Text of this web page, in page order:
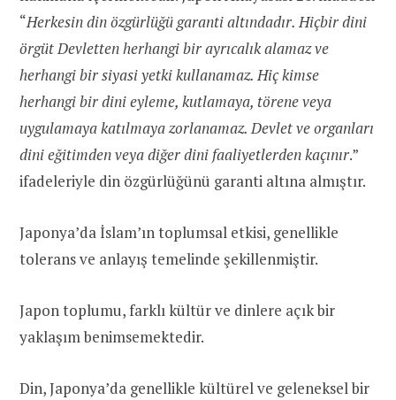
“Herkesin din özgürlüğü garanti altındadır. Hiçbir dini
örgüt Devletten herhangi bir ayrıcalık alamaz ve
herhangi bir siyasi yetki kullanamaz. Hiç kimse
herhangi bir dini eyleme, kutlamaya, törene veya
uygulamaya katılmaya zorlanamaz.Devlet ve organları
dini eğitimden veya diğer dini faaliyetlerden kaçınır.”
ifadeleriyle din özgürlüğünü garanti altına almıştır.
Japonya’da İslam’ın toplumsal etkisi, genellikle
tolerans ve anlayış temelinde şekillenmiştir.
Japon toplumu, farklı kültür ve dinlere açık bir
yaklaşım benimsemektedir.
Din, Japonya’da genellikle kültürel ve geleneksel bir